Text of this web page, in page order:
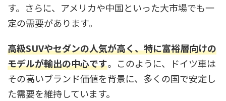
す。さらに、アメリカや中国といった大市場でも一
定の需要があります。
高級SUVやセダンの人気が高く、特に富裕層向けの
モデルが輸出の中心です。このように、ドイツ車は
その高いブランド価値を背景に、多くの国で安定し
た需要を維持しています。